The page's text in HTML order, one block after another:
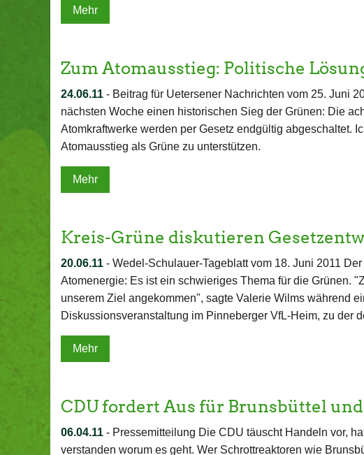
Mehr
Zum Atomausstieg: Politische
24.06.11 - Beitrag für Uetersener Nachrichten vom 25. Juni
nächsten Woche einen historischen Sieg der Grünen: Die
Atomkraftwerke werden per Gesetz endgültig abgeschaltet.
Atomausstieg als Grüne zu unterstützen.
Mehr
Kreis-Grüne diskutieren
20.06.11 - Wedel-Schulauer-Tageblatt vom 18. Juni 2011
Atomenergie: Es ist ein schwieriges Thema für die Grünen.
unserem Ziel angekommen", sagte Valerie Wilms während
Diskussionsveranstaltung im Pinneberger VfL-Heim, zu der
Mehr
CDU fordert Aus für Brunsbüttel
06.04.11 - Pressemitteilung Die CDU täuscht Handeln vor,
verstanden worum es geht. Wer Schrottreaktoren wie